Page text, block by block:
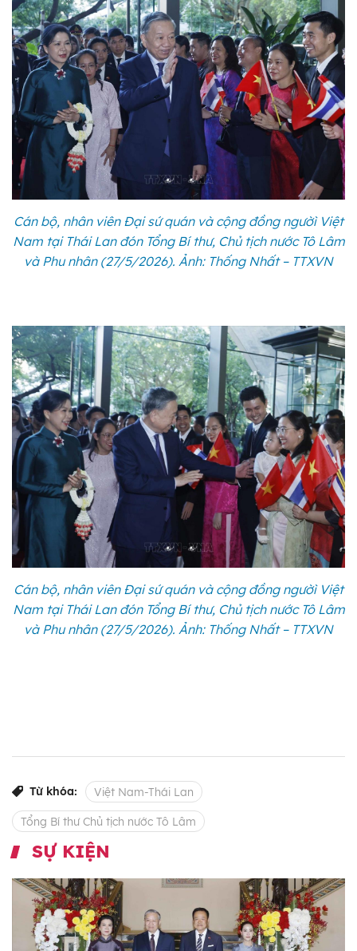
Cán bộ, nhân viên Đại sứ quán và cộng đồng ngườì Việt
Nam tại Thái Lan đón Tổng Bí thư, Chủ tịch nước Tô Lâm
và Phu nhân (27/5/2026). Ảnh: Thống Nhất – TTXVN
Cán bộ, nhân viên Đại sứ quán và cộng đồng ngườì Việt
Nam tại Thái Lan đón Tổng Bí thư, Chủ tịch nước Tô Lâm
và Phu nhân (27/5/2026). Ảnh: Thống Nhất – TTXVN
Từ khóa: Việt Nam-Thái Lan
Tổng Bí thư Chủ tịch nước Tô Lâm
SỰ KIỆN